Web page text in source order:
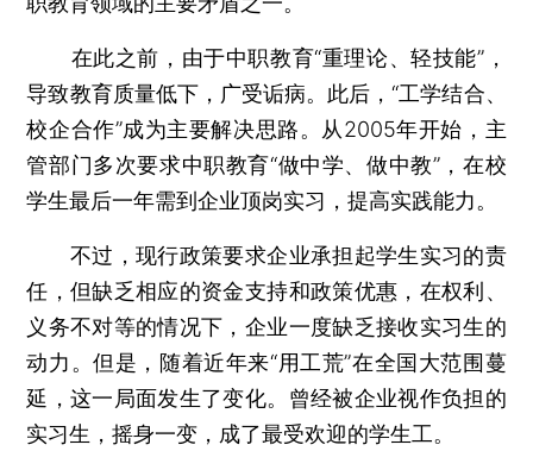
在此之前，由于中职教育“重理论、轻技能”，
导致教育质量低下，广受诟病。此后，“工学结合、
校企合作”成为主要解决思路。从2005年开始，主
管部门多次要求中职教育“做中学、做中教”，在校
学生最后一年需到企业顶岗实习，提高实践能力。
不过，现行政策要求企业承担起学生实习的责
任，但缺乏相应的资金支持和政策优惠，在权利、
义务不对等的情况下，企业一度缺乏接收实习生的
动力。但是，随着近年来“用工荒”在全国大范围蔓
延，这一局面发生了变化。曾经被企业视作负担的
实习生，摇身一变，成了最受欢迎的学生工。